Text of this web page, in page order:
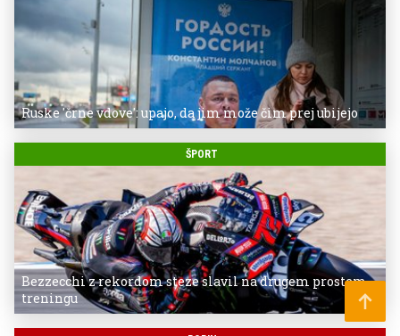
Ruske 'črne vdove': upajo, da jim može čim prej ubijejo
ŠPORT
Bezzecchi z rekordom steze slavil na drugem prostem
treningu